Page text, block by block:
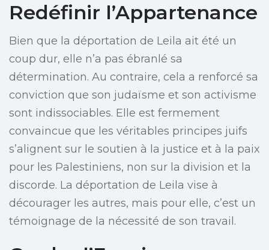
Redéfinir l’Appartenance
Bien que la déportation de Leila ait été un
coup dur, elle n’a pas ébranlé sa
détermination. Au contraire, cela a renforcé sa
conviction que son judaïsme et son activisme
sont indissociables. Elle est fermement
convaincue que les véritables principes juifs
s’alignent sur le soutien à la justice et à la paix
pour les Palestiniens, non sur la division et la
discorde. La déportation de Leila vise à
décourager les autres, mais pour elle, c’est un
témoignage de la nécessité de son travail.